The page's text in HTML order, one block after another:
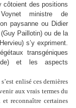
côtoient des positions
ministre de
paysanne ou Didier
Paillotin) ou de la
s’y expriment.
transgéniques
et les aspects
enlisé ces dernières
aux vrais termes du
reconnaître certaines